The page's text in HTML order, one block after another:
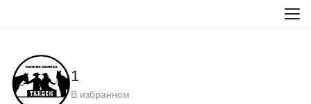
1
В избранном